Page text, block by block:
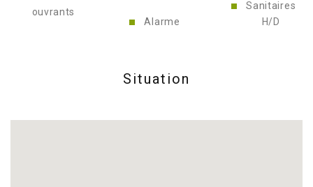
ouvrants
Alarme
Sanitaires
H/D
Situation